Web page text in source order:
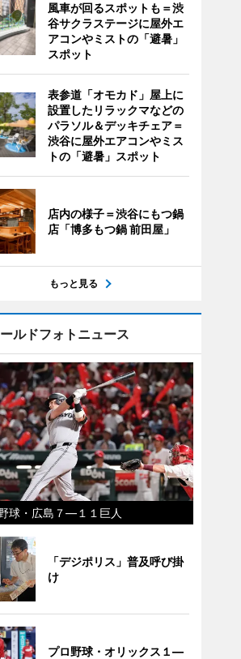
風車が回るスポットも＝渋
谷サクラステージに屋外エ
アコンやミストの「避暑」
スポット
表参道「オモカド」屋上に
設置したリラックマなどの
パラソル＆デッキチェア＝
渋谷に屋外エアコンやミス
トの「避暑」スポット
店内の様子＝渋谷にもつ鍋
店「博多もつ鍋 前田屋」
もっと見る
ルドフォトニュース
球・広島７―１１巨人
「デジポリス」普及呼び掛
け
プロ野球・オリックス１―